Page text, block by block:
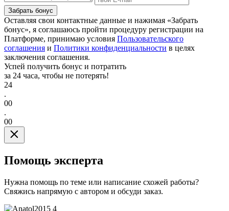
Забрать бонус
Оставляя свои контактные данные и нажимая «Забрать
бонус», я соглашаюсь пройти процедуру регистрации на
Платформе, принимаю условия Пользовательского
соглашения и Политики конфиденциальности в целях
заключения соглашения.
Успей получить бонус и потратить
за 24 часа, чтобы не потерять!
24
.
00
.
00
Помощь эксперта
Нужна помощь по теме или написание схожей работы?
Свяжись напрямую с автором и обсуди заказ.
4